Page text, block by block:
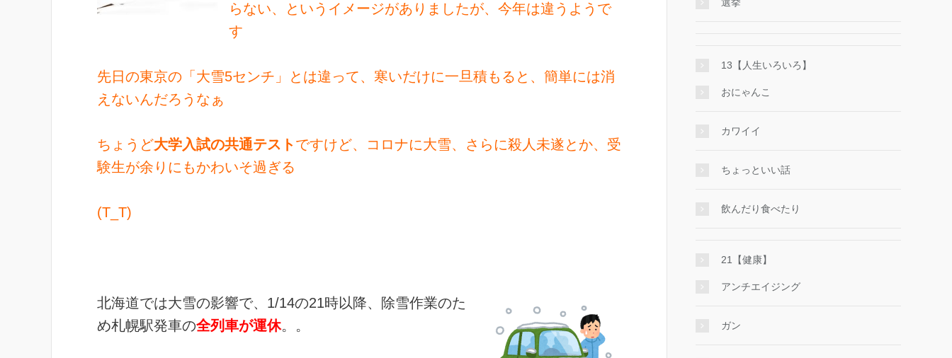
らない、というイメージがありましたが、今年は違うようで
す
先日の東京の「大雪5センチ」とは違って、寒いだけに一旦積もると、簡単には消
えないんだろうなぁ
ちょうど大学入試の共通テストですけど、コロナに大雪、さらに殺人未遂とか、受
験生が余りにもかわいそ過ぎる
(T_T)
北海道では大雪の影響で、1/14の21時以降、除雪作業のた
め札幌駅発車の全列車が運休。。
13【人生いろいろ】
おにゃんこ
カワイイ
ちょっといい話
飲んだり食べたり
21【健康】
アンチエイジング
ガン